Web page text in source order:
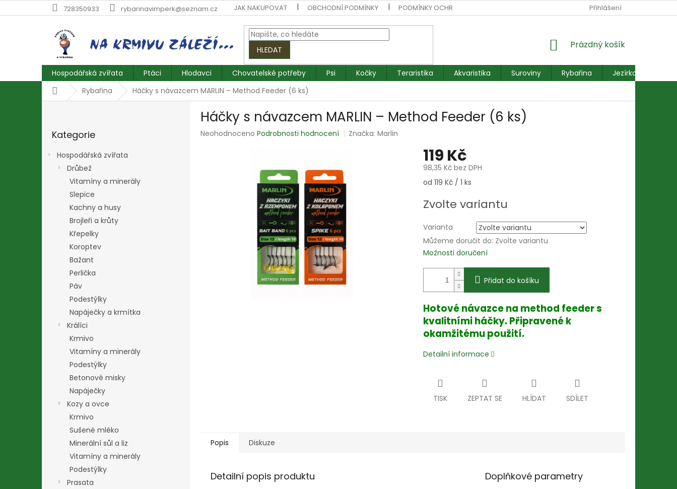
na
728350933 rybarinavimperk@seznam.cz JAK NAKUPOVAT OBCHODNÍ PODMÍNKY PODMÍNKY OCHRANY OSOBNÍCH ÚDAJŮ REKLAMACE FORMULÁŘ
Přihlášení
HLEDAT
NÁKUPNÍ
Prázdný košík
Hospodářská zvířata Ptáci Hlodavci Chovatelské potřeby Psi Kočky Teraristika Akvaristika Suroviny Rybařina
Jezírkové ryby
DomůRybařina Háčky s návazcem MARLIN – Method Feeder (6 ks)
kategorie
Kategorie
Hospodářská zvířata
Drůbež
Vitamíny a minerály
Slepice
Kachny a husy
Brojleři a krůty
Křepelky
Koroptev
Bažant
Perlička
Páv
Podestýlky
Napáječky a krmítka
Králíci
Krmivo
Vitamíny a minerály
Podestýlky
Betonové misky
Napáječky
Kozy a ovce
Krmivo
Sušené mléko
Minerální sůl a liz
Vitamíny a minerály
Podestýlky
Prasata
Háčky s návazcem MARLIN – Method Feeder (6 ks)
Průměrné
Neohodnoceno Podrobnosti hodnocení Značka:Marlin
119 Kč
98,35 Kč bez DPH
Měrná
od 119 Kč / 1 ks
Zvolte variantu
Varianta
Můžeme doručit do: Zvolte variantu
Možnosti doručení
Přidat do košíku
Hotové návazce na method feeder s
kvalitními háčky. Připravené k
okamžitému použití.
Detailní informace
TISK ZEPTAT SE HLÍDAT SDÍLET
Popis Diskuze
Detailní popis produktu Doplňkové parametry